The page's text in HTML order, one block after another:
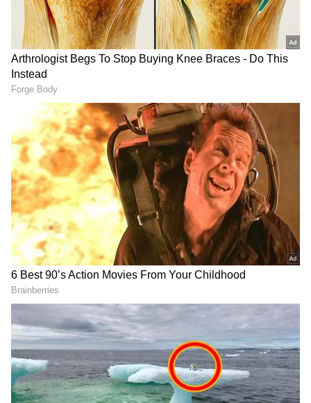
2
4
Vishnu Vishal
முன்னதாக நீர்ப்பறவை படத்திற்காக சிறந்த